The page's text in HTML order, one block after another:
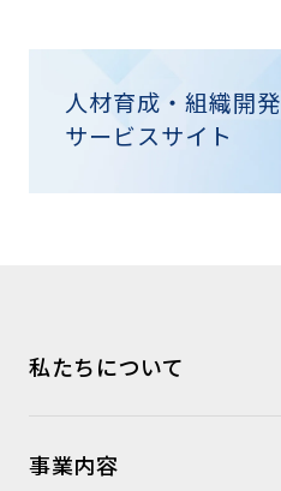
人材育成・組織開発
サービスサイト
私たちについて
事業内容